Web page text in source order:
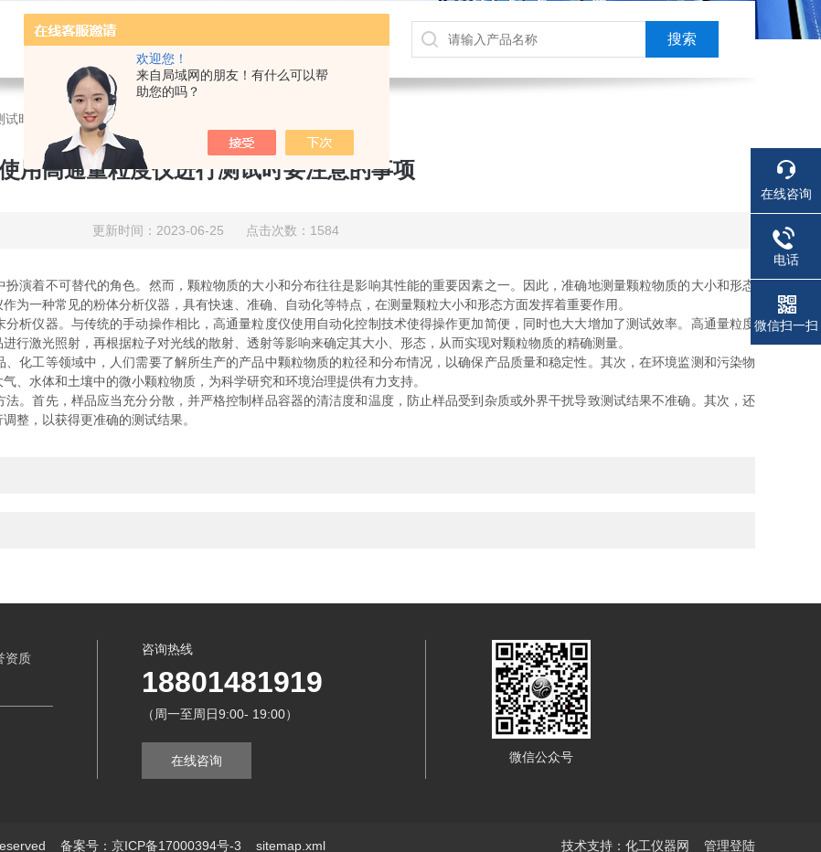
欢迎您！
来自局域网的朋友！有什么可以帮
助您的吗？
试时要注意的事项
用高通量粒度仪进行测试时要注意的事项
更新时间：2023-06-25 点击次数：1584
着不可替代的角色。然而，颗粒物质的大小和分布往往是影响其性能的重要因素之一。因此，准确地测量颗粒物质的大小和形态
为一种常见的粉体分析仪器，具有快速、准确、自动化等特点，在测量颗粒大小和形态方面发挥着重要作用。
仪器。与传统的手动操作相比，高通量粒度仪使用自动化控制技术使得操作更加简便，同时也大大增加了测试效率。高通量粒度
行激光照射，再根据粒子对光线的散射、透射等影响来确定其大小、形态，从而实现对颗粒物质的精确测量。
工等领域中，人们需要了解所生产的产品中颗粒物质的粒径和分布情况，以确保产品质量和稳定性。其次，在环境监测和污染物
、水体和土壤中的微小颗粒物质，为科学研究和环境治理提供有力支持。
首先，样品应当充分分散，并严格控制样品容器的清洁度和温度，防止样品受到杂质或外界干扰导致测试结果不准确。其次，还
整，以获得更准确的测试结果。
资质
咨询热线
18801481919
（周一至周日9:00- 19:00）
在线咨询 微信公众号
备案号：京ICP备17000394号-3 sitemap.xml 技术支持： 化工仪器网 管理登陆
在线咨询
电话
微信扫一扫